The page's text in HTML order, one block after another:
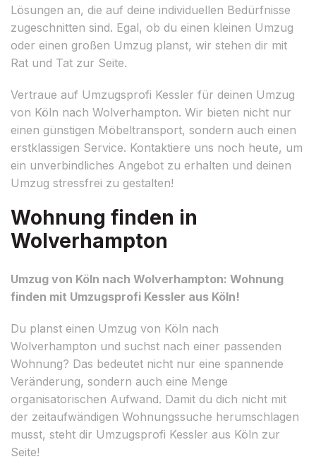
Lösungen an, die auf deine individuellen Bedürfnisse
zugeschnitten sind. Egal, ob du einen kleinen Umzug
oder einen großen Umzug planst, wir stehen dir mit
Rat und Tat zur Seite.
Vertraue auf Umzugsprofi Kessler für deinen Umzug
von Köln nach Wolverhampton. Wir bieten nicht nur
einen günstigen Möbeltransport, sondern auch einen
erstklassigen Service. Kontaktiere uns noch heute, um
ein unverbindliches Angebot zu erhalten und deinen
Umzug stressfrei zu gestalten!
Wohnung finden in
Wolverhampton
Umzug von Köln nach Wolverhampton: Wohnung
finden mit Umzugsprofi Kessler aus Köln!
Du planst einen Umzug von Köln nach
Wolverhampton und suchst nach einer passenden
Wohnung? Das bedeutet nicht nur eine spannende
Veränderung, sondern auch eine Menge
organisatorischen Aufwand. Damit du dich nicht mit
der zeitaufwändigen Wohnungssuche herumschlagen
musst, steht dir Umzugsprofi Kessler aus Köln zur
Seite!